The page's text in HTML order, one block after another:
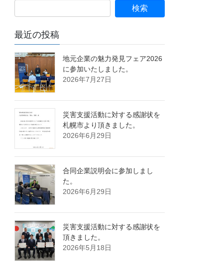
最近の投稿
地元企業の魅力発見フェア2026
に参加いたしました。
2026年7月27日
災害支援活動に対する感謝状を
札幌市より頂きました。
2026年6月29日
合同企業説明会に参加しまし
た。
2026年6月29日
災害支援活動に対する感謝状を
頂きました。
2026年5月18日